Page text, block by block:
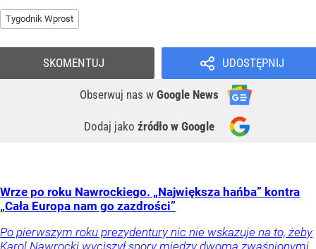
Tygodnik Wprost
UDOSTĘPNIJ
Obserwuj nas w Google News
Dodaj jako źródło w Google
SKOMENTUJ
Wrze po roku Nawrockiego. „Największa hańba” kontra
„Cała Europa nam go zazdrości”
Po pierwszym roku prezydentury nic nie wskazuje na to, żeby